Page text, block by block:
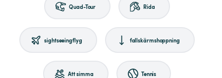
Quad-Tour Rida
sightseeingflyg fallskärmshoppning
Att simma Tennis